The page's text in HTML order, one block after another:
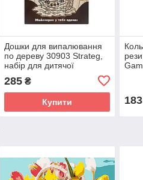
Дошки для випалювання
по дереву 30903 Strateg,
набір для дитячої
іграшка для дітей
285₴
Купити 183